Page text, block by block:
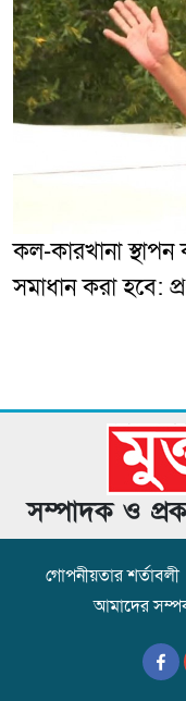
কল-কারখানা
সমাধান করা হবে:
সম্পাদক ও
গোপনীয়তার শর্তাবলী
আমাদের